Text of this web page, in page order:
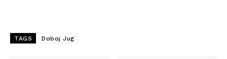
TAGS Doboj Jug